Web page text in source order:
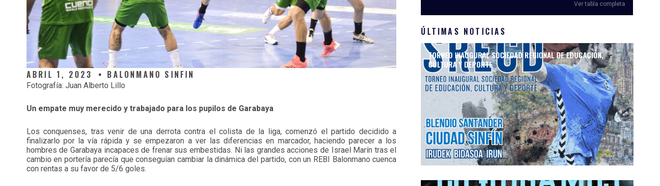
ABRIL 1, 2023 BALONMANO SINFIN
Fotografía: Juan Alberto Lillo
Un empate muy merecido y trabajado para los pupilos de Garabaya
Los conquenses, tras venir de una derrota contra el colista de la liga, comenzó el partido decidido a
finalizarlo por la vía rápida y se empezaron a ver las diferencias en marcador, haciendo parecer a los
hombres de Garabaya incapaces de frenar sus embestidas. Ni las grandes acciones de Israel Marín tras el
cambio en portería parecía que conseguían cambiar la dinámica del partido, con un REBI Balonmano cuenca
con rentas a su favor de 5/6 goles.
Ver tabla completa
ÚLTIMAS NOTICIAS
TORNEO INAUGURAL SOCIEDAD REGIONAL DE EDUCACIÓN,
CULTURA Y DEPORTE